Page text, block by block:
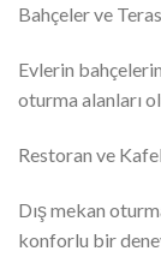
Bahçeler ve
Evlerin
oturma alanları
Restoran ve
Dış mekan
konforlu bir